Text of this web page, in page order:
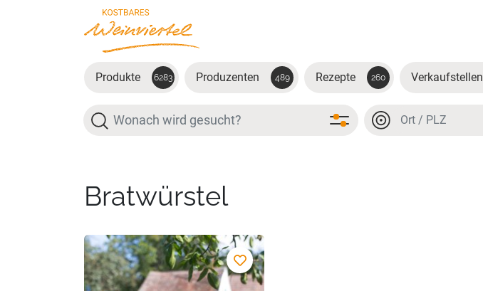
Zum Hauptinhalt springen
Produkte 6283 Produzenten 489 Rezepte 260 Verkaufstellen
Suche Ort oder PLZ
Bratwürstel